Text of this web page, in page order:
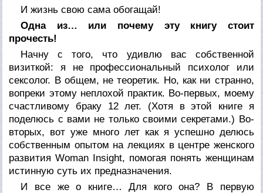
И жизнь свою сама обогащай!
Одна из… или почему эту книгу стоит
прочесть!
Начну с того, что удивлю вас собственной
визиткой: я не профессиональный психолог или
сексолог. В общем, не теоретик. Но, как ни странно,
вопреки этому неплохой практик. Во-первых, моему
счастливому браку 12 лет. (Хотя в этой книге я
поделюсь с вами не только своими секретами.) Во-
вторых, вот уже много лет как я успешно делюсь
собственным опытом на лекциях в центре женского
развития Woman Insight, помогая понять женщинам
истинную суть их предназначения.
И все же о книге… Для кого она? В первую